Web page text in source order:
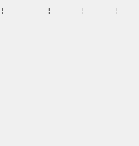
¦          ¦       ¦       ¦